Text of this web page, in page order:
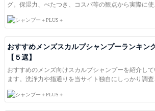
グ。保湿力、べたつき、コスパ等の観点から実際に使
用、検証して評価しました。スキンケアを気にする男
の化粧水選びの参考にどうぞ。ＰＬＵＳ＋は洗浄力・
る商品を紹介しています。日本一役に立つコスメ総合
イトを目指して。
PLUS＋
おすすめメンズスカルプシャンプーランキン
【５選】
おすすめのメンズ向けスカルプシャンプーを紹介し
ます。洗浄力や指通りを当サイト独自にしっかり調査
ていますのでシャンプー選びの参考にどうぞ。ＰＬＵ
＋は洗浄力・保湿力・風力・ｐH等を独自に調査し、
PLUS＋